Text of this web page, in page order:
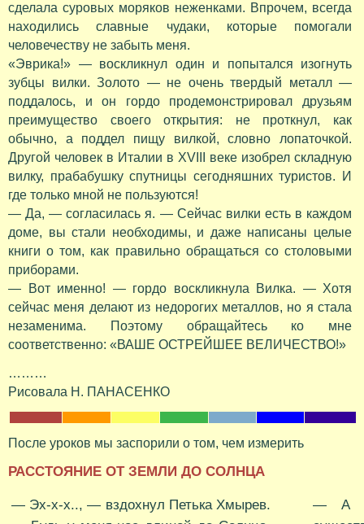
сделала суровых моряков неженками. Впрочем, всегда
находились славные чудаки, которые помогали
человечеству не забыть меня.
«Эврика!» — воскликнул один и попытался изогнуть
зубцы вилки. Золото — не очень твердый металл —
поддалось, и он гордо продемонстрировал друзьям
преимущество своего открытия: не проткнул, как
обычно, а поддел пищу вилкой, словно лопаточкой.
Другой человек в Италии в XVIII веке изобрел складную
вилку, прабабушку спутницы сегодняшних туристов. И
где только мной не пользуются!
— Да, — согласилась я. — Сейчас вилки есть в каждом
доме, вы стали необходимы, и даже написаны целые
книги о том, как правильно обращаться со столовыми
приборами.
— Вот именно! — гордо воскликнула Вилка. — Хотя
сейчас меня делают из недорогих металлов, но я стала
незаменима. Поэтому обращайтесь ко мне
соответственно: «ВАШЕ ОСТРЕЙШЕЕ ВЕЛИЧЕСТВО!»
………
Рисовала Н. ПАНАСЕНКО
После уроков мы заспорили о том, чем измерить
РАССТОЯНИЕ ОТ ЗЕМЛИ ДО СОЛНЦА
— Эх-х-х.., — вздохнул Петька Хмырев.
— А в